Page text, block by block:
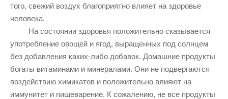
того, свежий воздух благоприятно влияет на здоровье
человека.
На состоянии здоровья положительно сказывается
употребление овощей и ягод, выращенных под солнцем
без добавления каких-либо добавок. Домашние продукты
богаты витаминами и минералами. Они не подвергаются
воздействию химикатов и положительно влияют на
иммунитет и пищеварение. К сожалению, не все продукты